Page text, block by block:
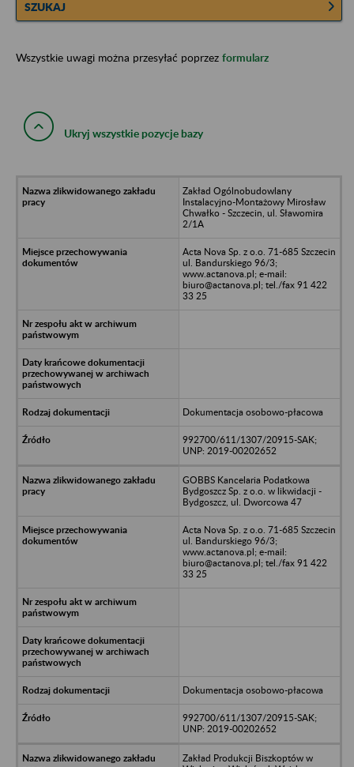
SZUKAJ
Wszystkie uwagi można przesyłać poprzez formularz
Ukryj wszystkie pozycje bazy
Zakład Ogólnobudowlany
Instalacyjno-Montażowy Mirosław
Chwałko - Szczecin, ul. Sławomira
2/1A
Acta Nova Sp. z o.o. 71-685 Szczecin
ul. Bandurskiego 96/3;
www.actanova.pl; e-mail:
biuro@actanova.pl; tel./fax 91 422
33 25
Dokumentacja osobowo-płacowa
992700/611/1307/20915-SAK;
UNP: 2019-00202652
GOBBS Kancelaria Podatkowa
Bydgoszcz Sp. z o.o. w likwidacji -
Bydgoszcz, ul. Dworcowa 47
Acta Nova Sp. z o.o. 71-685 Szczecin
ul. Bandurskiego 96/3;
www.actanova.pl; e-mail:
biuro@actanova.pl; tel./fax 91 422
33 25
Dokumentacja osobowo-płacowa
992700/611/1307/20915-SAK;
UNP: 2019-00202652
Zakład Produkcji Biszkoptów w